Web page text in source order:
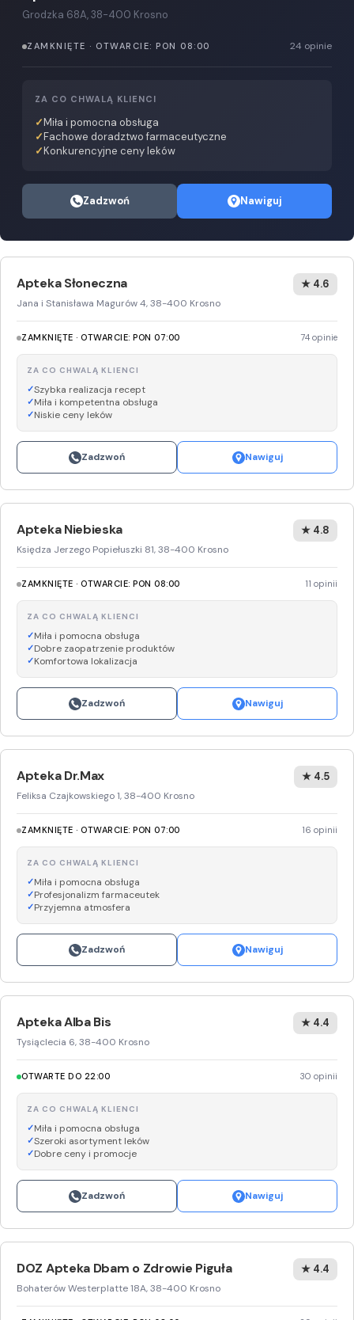
Grodzka 68A, 38-400 Krosno
ZAMKNIĘTE · OTWARCIE: PON 08:00 24 opinie
ZA CO CHWALĄ KLIENCI
Miła i pomocna obsługa
Fachowe doradztwo farmaceutyczne
Konkurencyjne ceny leków
Zadzwoń Nawiguj
Apteka Słoneczna
Jana i Stanisława Magurów 4, 38-400 Krosno
★ 4.6
ZAMKNIĘTE · OTWARCIE: PON 07:00 74 opinie
ZA CO CHWALĄ KLIENCI
Szybka realizacja recept
Miła i kompetentna obsługa
Niskie ceny leków
Zadzwoń Nawiguj
Apteka Niebieska
Księdza Jerzego Popiełuszki 81, 38-400 Krosno
★ 4.8
ZAMKNIĘTE · OTWARCIE: PON 08:00 11 opinii
ZA CO CHWALĄ KLIENCI
Miła i pomocna obsługa
Dobre zaopatrzenie produktów
Komfortowa lokalizacja
Zadzwoń Nawiguj
Apteka Dr.Max
Feliksa Czajkowskiego 1, 38-400 Krosno
★ 4.5
ZAMKNIĘTE · OTWARCIE: PON 07:00 16 opinii
ZA CO CHWALĄ KLIENCI
Miła i pomocna obsługa
Profesjonalizm farmaceutek
Przyjemna atmosfera
Zadzwoń Nawiguj
Apteka Alba Bis
Tysiąclecia 6, 38-400 Krosno
★ 4.4
OTWARTE DO 22:00 30 opinii
ZA CO CHWALĄ KLIENCI
Miła i pomocna obsługa
Szeroki asortyment leków
Dobre ceny i promocje
Zadzwoń Nawiguj
DOZ Apteka Dbam o Zdrowie Piguła
Bohaterów Westerplatte 18A, 38-400 Krosno
★ 4.4